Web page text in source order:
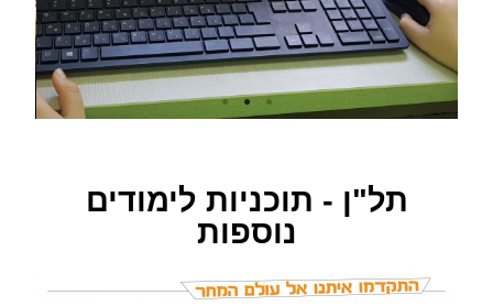
תל"ן - תוכניות לימודים
נוספות